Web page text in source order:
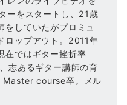
ーをスタートし、21歳
をしていたがプロミュ
ロップアウト。2011年
在ではギター挫折率
志あるギター講師の育
Master course卒。メル